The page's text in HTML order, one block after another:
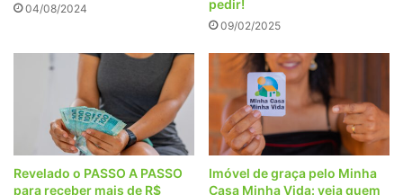
04/08/2024
pedir!
09/02/2025
Revelado o PASSO A PASSO
para receber mais de R$
Imóvel de graça pelo Minha
Casa Minha Vida: veja quem